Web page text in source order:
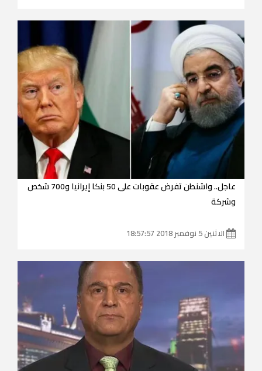
عاجل.. واشنطن تفرض عقوبات على 50 بنكا إيرانيا و700 شخص
وشركة
الاثنين 5 نوفمبر 2018 18:57:57